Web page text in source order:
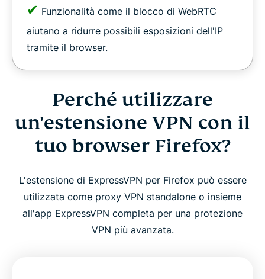
✔ Funzionalità come il blocco di WebRTC
aiutano a ridurre possibili esposizioni dell'IP
tramite il browser.
Perché utilizzare
un'estensione VPN con il
tuo browser Firefox?
L'estensione di ExpressVPN per Firefox può essere
utilizzata come proxy VPN standalone o insieme
all'app ExpressVPN completa per una protezione
VPN più avanzata.